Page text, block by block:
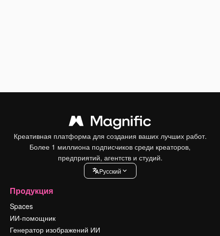
Креативная платформа для создания ваших лучших работ.
Более 1 миллиона подписчиков среди креаторов,
предприятий, агентств и студий.
Pусский
Продукция
Spaces
ИИ-помощник
Генератор изображений ИИ